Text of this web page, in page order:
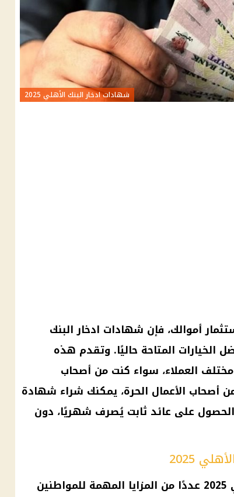
شهادات ادخار البنك الأهلي 2025
أموالك، فإن شهادات ادخار البنك
من أفضل الخيارات المتاحة حاليًا. وتقدم هذه
العملاء، سواء كنت من أصحاب
أصحاب الأعمال الحرة، يمكنك شراء شهادة
جنيه فقط، والحصول على عائد ثابت يُصرف شهريًا، دون
2025
توفر شهادات ادخار البنك الأهلي 2025 عددًا من المزايا المهمة للمواطنين